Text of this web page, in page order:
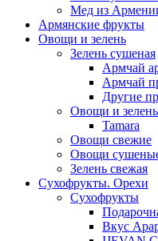
Мед из
Армянские фрукты
Овощи и зелень
Зелень сушеная
Армчай
Армчай
Другие
Овощи и
Tamara
Овощи свежие
Овощи
Зелень свежая
Сухофрукты. Орехи
Сухофрукты
Вкус